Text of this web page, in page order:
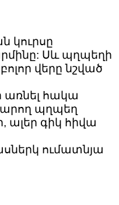
կուրսը
Սև պղպեղի
վերը նշված
առնել հակա
կարող պղպեղ
ալեր գիկ հիվա
ումատնյա